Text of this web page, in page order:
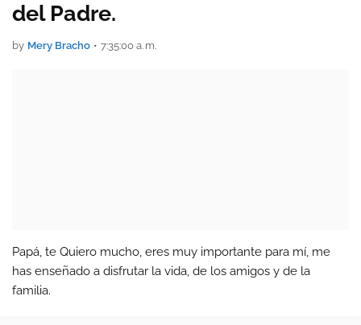
del Padre.
by Mery Bracho • 7:35:00 a. m.
Papá, te Quiero mucho, eres muy importante para mí, me
has enseñado a disfrutar la vida, de los amigos y de la
familia.